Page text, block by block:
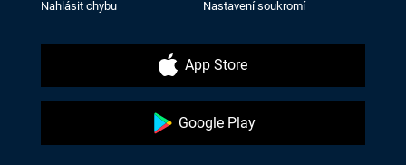
Nahlásit chybu Nastavení soukromí
App Store
Google Play